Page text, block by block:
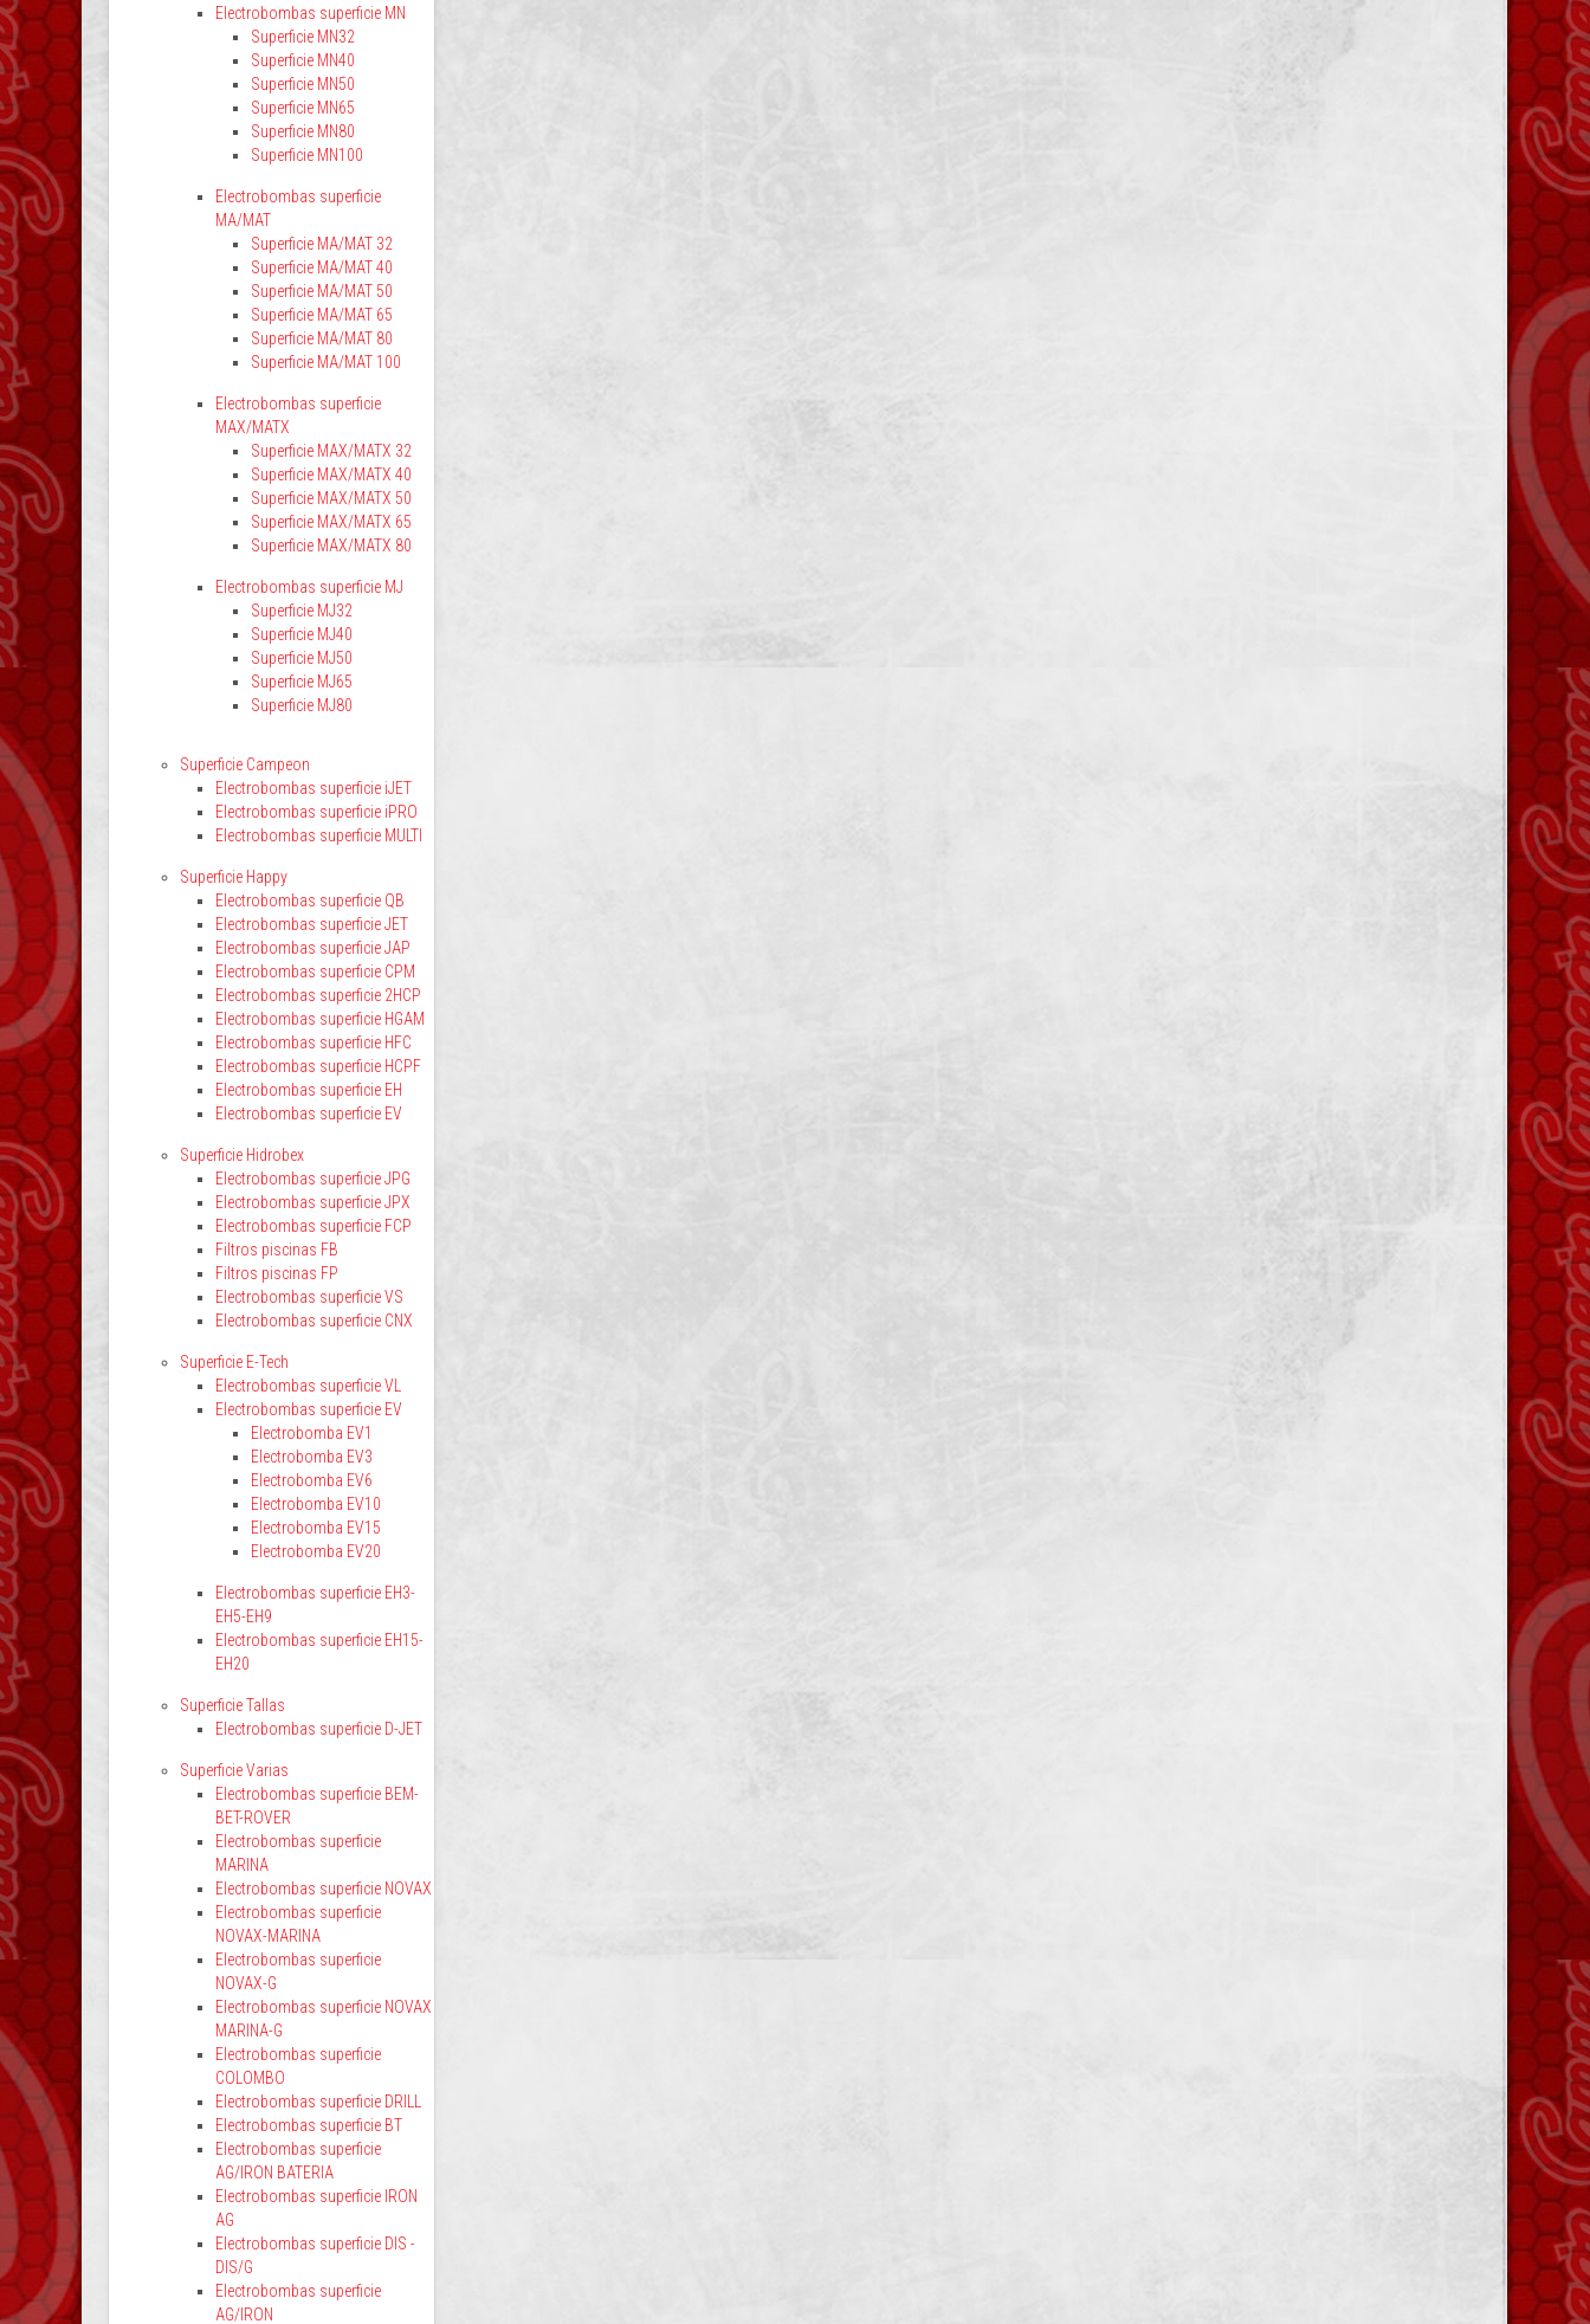
Electrobombas superficie MN
Superficie MN32
Superficie MN40
Superficie MN50
Superficie MN65
Superficie MN80
Superficie MN100
Electrobombas superficie
MA/MAT
Superficie MA/MAT 32
Superficie MA/MAT 40
Superficie MA/MAT 50
Superficie MA/MAT 65
Superficie MA/MAT 80
Superficie MA/MAT 100
Electrobombas superficie
MAX/MATX
Superficie MAX/MATX 32
Superficie MAX/MATX 40
Superficie MAX/MATX 50
Superficie MAX/MATX 65
Superficie MAX/MATX 80
Electrobombas superficie MJ
Superficie MJ32
Superficie MJ40
Superficie MJ50
Superficie MJ65
Superficie MJ80
Superficie Campeon
Electrobombas superficie iJET
Electrobombas superficie iPRO
Electrobombas superficie MULTI
Superficie Happy
Electrobombas superficie QB
Electrobombas superficie JET
Electrobombas superficie JAP
Electrobombas superficie CPM
Electrobombas superficie 2HCP
Electrobombas superficie HGAM
Electrobombas superficie HFC
Electrobombas superficie HCPF
Electrobombas superficie EH
Electrobombas superficie EV
Superficie Hidrobex
Electrobombas superficie JPG
Electrobombas superficie JPX
Electrobombas superficie FCP
Filtros piscinas FB
Filtros piscinas FP
Electrobombas superficie VS
Electrobombas superficie CNX
Superficie E-Tech
Electrobombas superficie VL
Electrobombas superficie EV
Electrobomba EV1
Electrobomba EV3
Electrobomba EV6
Electrobomba EV10
Electrobomba EV15
Electrobomba EV20
Electrobombas superficie EH3-
EH5-EH9
Electrobombas superficie EH15-
EH20
Superficie Tallas
Electrobombas superficie D-JET
Superficie Varias
Electrobombas superficie BEM-
BET-ROVER
Electrobombas superficie
MARINA
Electrobombas superficie NOVAX
Electrobombas superficie
NOVAX-MARINA
Electrobombas superficie
NOVAX-G
Electrobombas superficie NOVAX
MARINA-G
Electrobombas superficie
COLOMBO
Electrobombas superficie DRILL
Electrobombas superficie BT
Electrobombas superficie
AG/IRON BATERIA
Electrobombas superficie IRON
AG
Electrobombas superficie DIS -
DIS/G
Electrobombas superficie
AG/IRON